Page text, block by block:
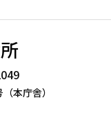
本庁舎）